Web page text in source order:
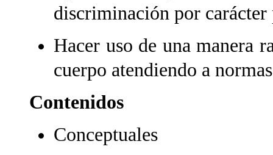
discriminación por carácter
Hacer uso de una manera
cuerpo atendiendo a
Contenidos
Conceptuales